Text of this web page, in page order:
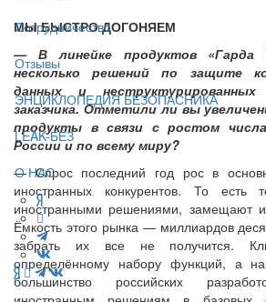
Сотрудничество
Отзывы
ЭНЦИКЛОПЕДИЯ БЕЗОПАСНИКА
LEAK-БЕЗ
О НАС
МЫ БЫСТРО ДОГОНЯЕМ
— В линейке продуктов «Гарда
несколько решений по защите
данных и
заказчика. Отметили ли вы
продукты в связи с ростом
России и по всему миру?
— Спрос последний год рос в
иностранных конкурентов. То есть
иностранными решениями, замещают
Ёмкость этого рынка — миллиардов
забрать их все не получится.
определённому набору функций, а
большинство российских